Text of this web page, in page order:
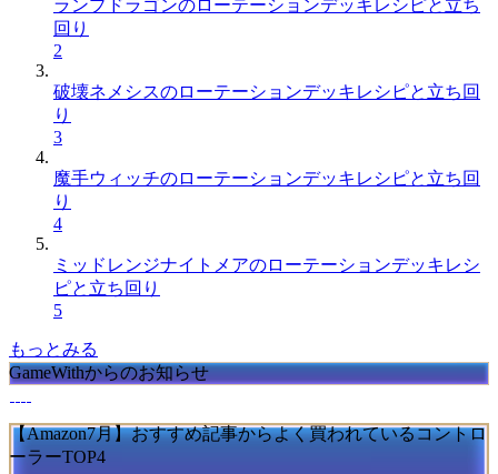
ランプドラゴンのローテーションデッキレシピと立ち
回り
2
破壊ネメシスのローテーションデッキレシピと立ち回
り
3
魔手ウィッチのローテーションデッキレシピと立ち回
り
4
ミッドレンジナイトメアのローテーションデッキレシ
ピと立ち回り
5
もっとみる
GameWithからのお知らせ
【Amazon7月】おすすめ記事からよく買われているコントロ
ーラーTOP4